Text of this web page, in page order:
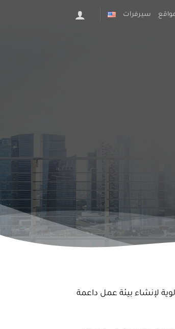
سيرفرات
لإنشاء بيئة عمل داعمة